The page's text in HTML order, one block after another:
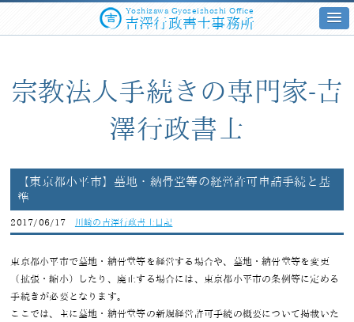
Yoshizawa Gyoseishoshi Office
吉澤行政書士事務所
宗教法人手続きの専門家-吉
澤行政書士
【東京都小平市】墓地・納骨堂等の経営許可申請手続と基
準
2017/06/17 川崎の吉澤行政書士日記
東京都小平市で墓地・納骨堂等を経営する場合や、墓地・納骨堂等を変更
（拡張・縮小）したり、廃止する場合には、東京都小平市の条例等に定める
手続きが必要となります。
ここでは、主に墓地・納骨堂等の新規経営許可手続の概要について掲載いた